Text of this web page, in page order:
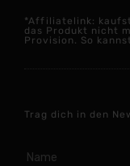
*Affiliatelink:
das Produkt nicht
Provision. So
Trag dich in den
Name